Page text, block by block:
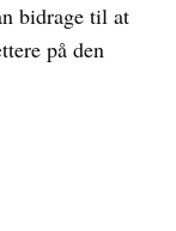
bidrage til at
på den